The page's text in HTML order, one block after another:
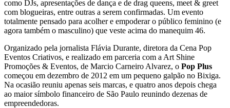
como DJs, apresentações de dança e de drag queens, meet & greet
com blogueiras, entre outras a serem confirmadas. Um evento
totalmente pensado para acolher e empoderar o público feminino (e
agora também o masculino) que veste acima do manequim 46.
Organizado pela jornalista Flávia Durante, diretora da Cena Pop
Eventos Criativos, e realizado em parceria com a Art Shine
Promoções & Eventos, de Marcio Carneiro Alvarez, o Pop Plus
começou em dezembro de 2012 em um pequeno galpão no Bixiga.
Na ocasião reuniu apenas seis marcas, e quatro anos depois chega
ao maior símbolo financeiro de São Paulo reunindo dezenas de
empreendedoras.